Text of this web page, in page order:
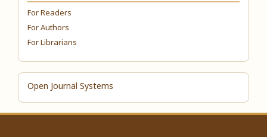
For Readers
For Authors
For Librarians
Open Journal Systems